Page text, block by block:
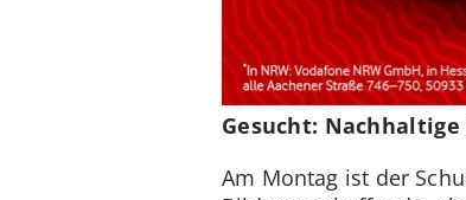
Gesucht:
Am Montag ist der